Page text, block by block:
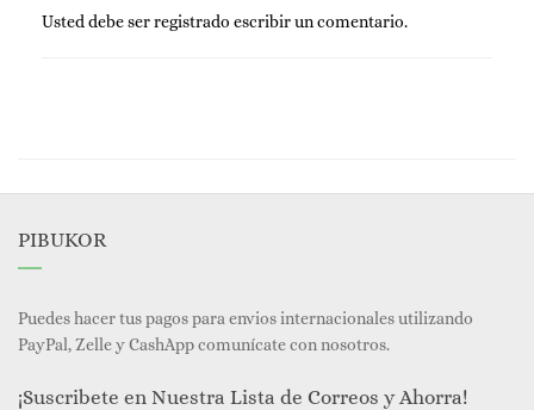
Usted debe serregistrado escribir un comentario.
PIBUKOR
Puedes hacer tus pagos para envios internacionales utilizando
PayPal, Zelle y CashApp comunícate con nosotros.
¡Suscribete en Nuestra Lista de Correos y Ahorra!